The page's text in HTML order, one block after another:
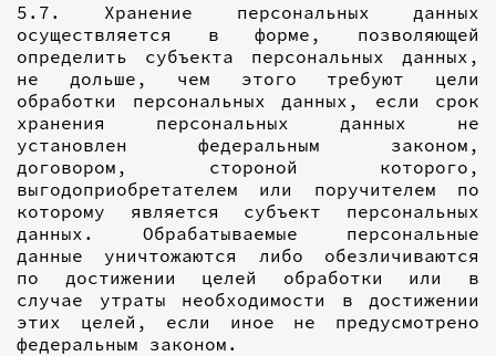
5.7. Хранение персональных данных
осуществляется в форме, позволяющей
определить субъекта персональных данных,
не дольше, чем этого требуют цели
обработки персональных данных, если срок
хранения персональных данных не
установлен федеральным законом,
договором, стороной которого,
выгодоприобретателем или поручителем по
которому является субъект персональных
данных. Обрабатываемые персональные
данные уничтожаются либо обезличиваются
по достижении целей обработки или в
случае утраты необходимости в достижении
этих целей, если иное не предусмотрено
федеральным законом.